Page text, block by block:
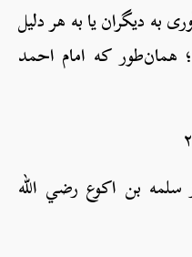
به دیگران یا به هر دلیل
همان‌طور که امام احمد
سلمه بن اکوع رضي الله